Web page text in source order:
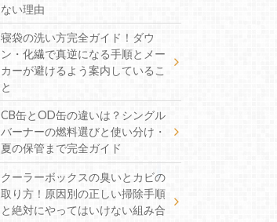
ない理由
寝袋の洗い方完全ガイド！ダウ
ン・化繊で真逆になる手順とメー
カーが避けるよう案内しているこ
と
CB缶とOD缶の違いは？シングル
バーナーの燃料選びと使い分け・
夏の保管まで完全ガイド
クーラーボックスの臭いとカビの
取り方！原因別の正しい掃除手順
と絶対にやってはいけない組み合